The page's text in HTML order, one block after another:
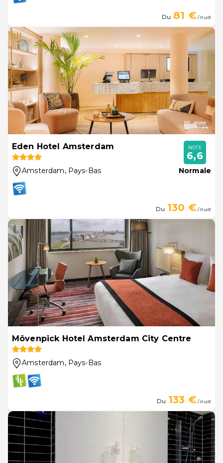
Du 81 €/ nuit
Eden Hotel Amsterdam
Amsterdam, Pays-Bas
NOTE
6,6
Normale
Du 130 €/ nuit
Mövenpick Hotel Amsterdam City Centre
Amsterdam, Pays-Bas
Du 133 €/ nuit